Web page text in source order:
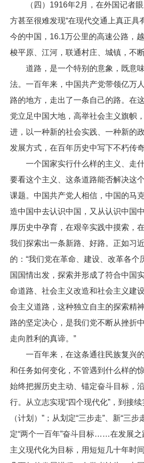
（四）1916年2月，在外国记者眼
方甚至很难发现“在现代交通上真正具
今的中国，16.1万公里的高速公路，
梭平原、江河，联通村庄、城镇，不
道路，是一个特别的意象，既意味
法。一百年来，中国共产党带领亿万
路的地方，走出了一条自己的路。在
党立足中国大地，高举社会主义旗帜
进，以一种新的社会实践、一种新的
发展方式，在百年历史中写下不朽传奇
一个国家实行什么样的主义、走什
要看这个主义、这条道路能否解决这
课题。中国共产党人相信，中国的马
造中国中去认识中国，又从认识中国
厚历史中孕育，在艰辛实践中摸索，
我们探索出一条新路、好路。正如习
的：“我们党在革命、建设、改革各个
国国情出发，探索并形成了符合中国
命道路、社会主义改造和社会主义建
会主义道路，这种独立自主的探索精
路的坚定决心，是我们党不断从挫折
走向胜利的真谛。”
一百年来，在这条通往民族复兴的
和任务如何变化，不管遇到什么样的
始终把握历史主动、锚定奋斗目标，
行。从立志实现“四个现代化”，到接续
（计划）”；从划定“三步走”、新“三步
定“两个一百年”奋斗目标……在发展之
主义现代化为目标，用短短几十年时